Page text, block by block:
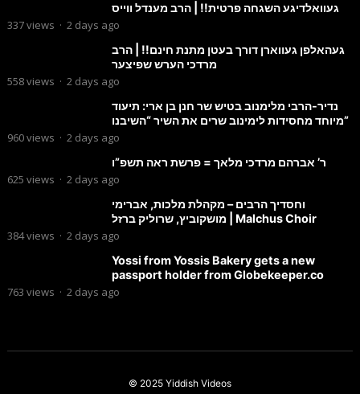
געוואלדיגע השגחה פרטית!! | הרב מענדל ווייס
337views · 2 days ago
געהאלפן געווארן דורך בעטן מתנת חינם!! | הרב
מרדכי הערש שפיצער
558views · 2 days ago
נדיר-הרבי מלימנוב בטיש שר חנן בן ארי: תיעוד
מיוחד מחסידות לימינוב שרים את השיר “השיבנו”
960views · 2 days ago
ר’ אברהם מרדכי מלאך = פרשת ראה תשפ”ו
625 views · 2 days ago
וחסדיך הרבים – מקהלת מלכות, אברימי
מושקוביץ, שרוליק ברזל | Malchus Choir
384views · 2 days ago
Yossi from Yossis Bakery gets a new
passport holder from Globekeeper.co
763 views · 2 days ago
© 2025 Yiddish Videos